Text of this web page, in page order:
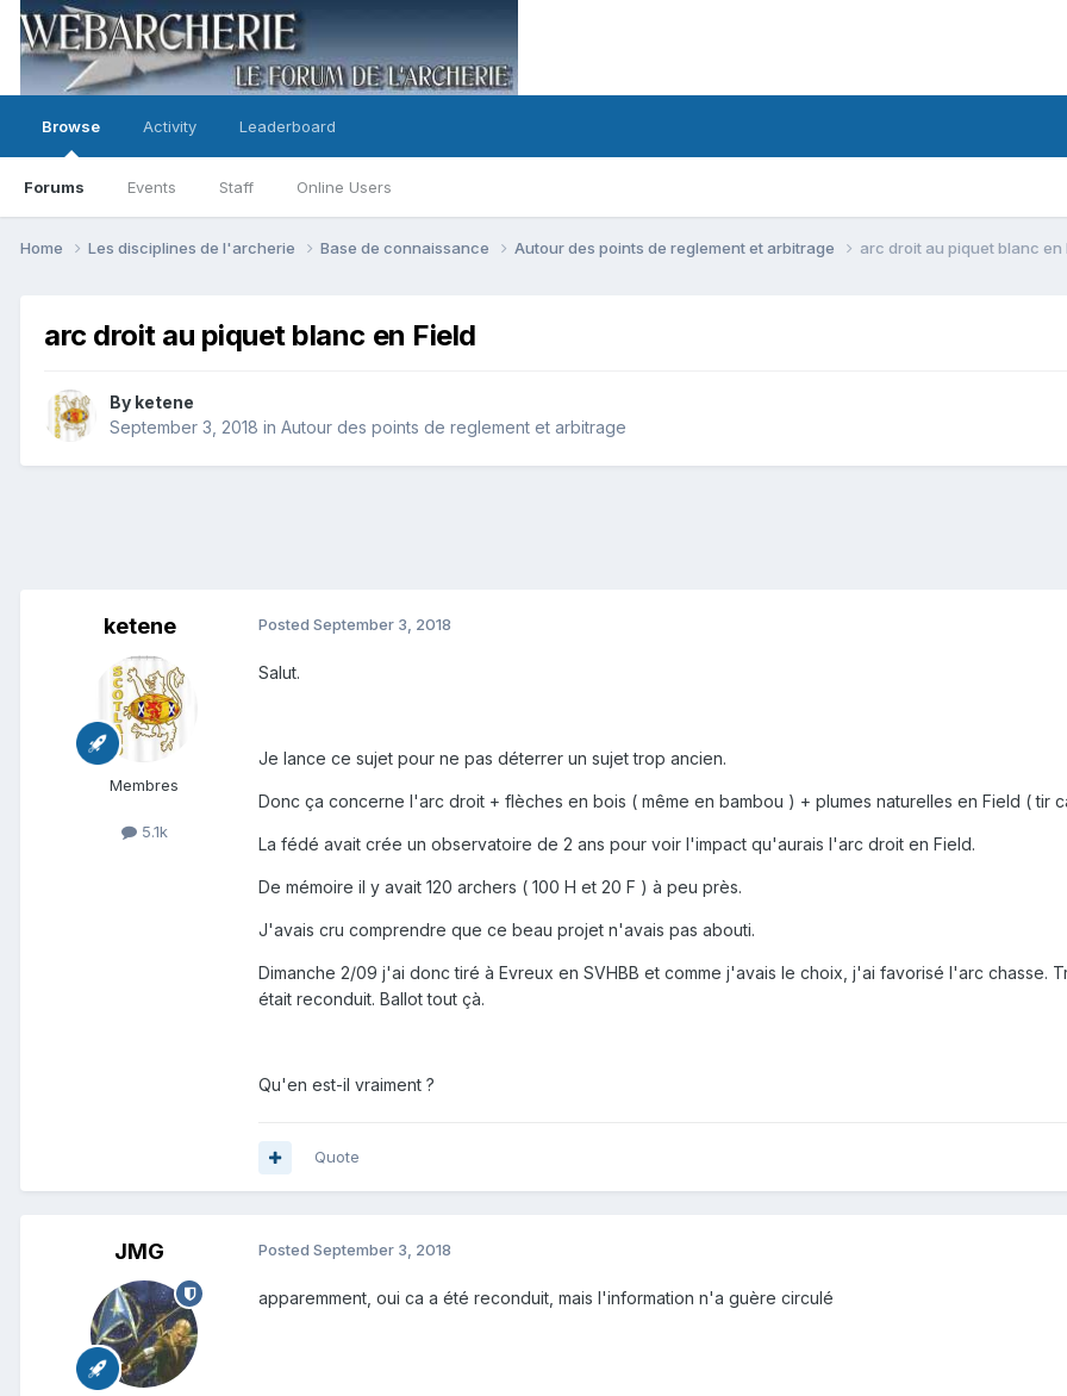
Browse
Forums Events Staff Online Users
Activity Leaderboard
Home Les disciplines de l'archerie Base de connaissance Autour des points de reglement et arbitrage arc droit au piquet blanc en
arc droit au piquet blanc en Field
By ketene
September 3, 2018 in Autour des points de reglement et arbitrage
ketene
Membres
5.1k
Posted September 3, 2018
Salut.
Je lance ce sujet pour ne pas déterrer un sujet trop ancien.
Donc ça concerne l'arc droit + flèches en bois ( même en bambou ) + plumes naturelles en Field ( tir
La fédé avait crée un observatoire de 2 ans pour voir l'impact qu'aurais l'arc droit en Field.
De mémoire il y avait 120 archers ( 100 H et 20 F ) à peu près.
J'avais cru comprendre que ce beau projet n'avais pas abouti.
Dimanche 2/09 j'ai donc tiré à Evreux en SVHBB et comme j'avais le choix, j'ai favorisé l'arc chasse.
était reconduit. Ballot tout çà.
Qu'en est-il vraiment ?
Quote
JMG Posted September 3, 2018
apparemment, oui ca a été reconduit, mais l'information n'a guère circulé